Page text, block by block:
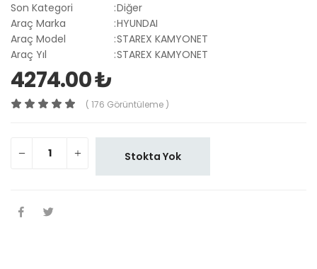
Son Kategori
:Diğer
Araç Marka
:HYUNDAI
Araç Model
:STAREX KAMYONET
Araç Yıl
:STAREX KAMYONET
4274.00 ₺
( 176 Görüntüleme )
Stokta Yok